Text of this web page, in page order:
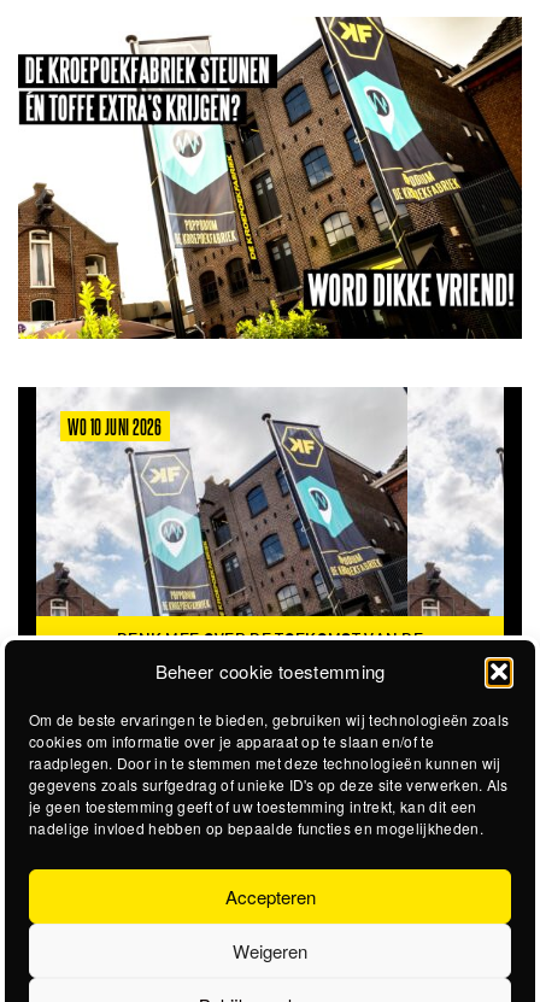
Beheer cookie toestemming
Om de beste ervaringen te bieden, gebruiken wij technologieën zoals
cookies om informatie over je apparaat op te slaan en/of te
raadplegen. Door in te stemmen met deze technologieën kunnen wij
gegevens zoals surfgedrag of unieke ID's op deze site verwerken. Als
je geen toestemming geeft of uw toestemming intrekt, kan dit een
nadelige invloed hebben op bepaalde functies en mogelijkheden.
Accepteren
Weigeren
WO 10 JUNI 2026
DENK MEE OVER DE TOEKOMST VAN DE
KROEPOEKFABRIEK